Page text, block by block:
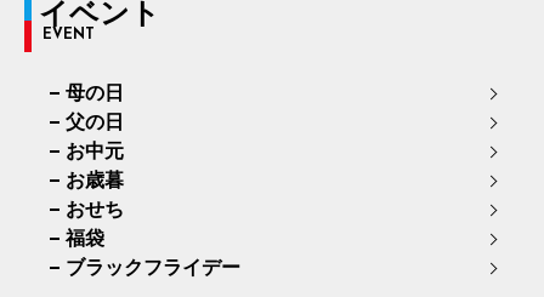
イベント
EVENT
母の日
父の日
お中元
お歳暮
おせち
福袋
ブラックフライデー